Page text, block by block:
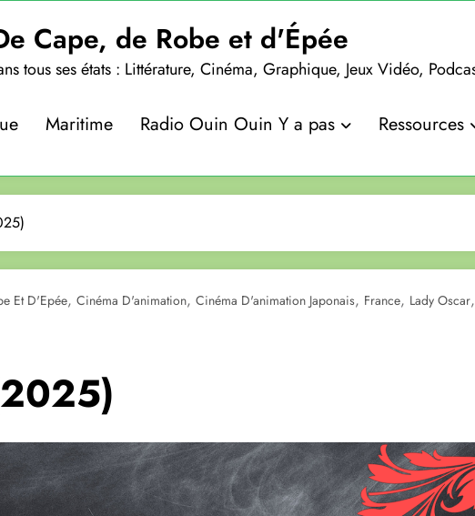
Cape, de Robe et d'Épée
tous ses états : Littérature, Cinéma, Graphique, Jeux Vidéo,
Maritime Radio Ouin Ouin Y a pas Ressources
Et D'Epée, Cinéma D'animation, Cinéma D'animation Japonais, France, Lady Oscar,